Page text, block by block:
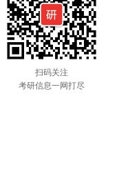
扫码关注
考研信息一网打尽